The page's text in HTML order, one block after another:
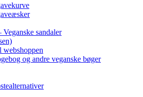
Veganske sandaler
webshoppen
og andre veganske bøger